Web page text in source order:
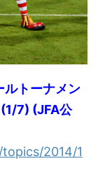
トーナメン
7) (JFA公
2014/1